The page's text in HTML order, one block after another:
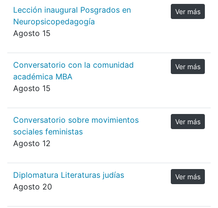
Lección inaugural Posgrados en
Neuropsicopedagogía
Agosto 15
Ver más
Conversatorio con la comunidad
académica MBA
Agosto 15
Ver más
Conversatorio sobre movimientos
sociales feministas
Agosto 12
Ver más
Diplomatura Literaturas judías
Agosto 20
Ver más